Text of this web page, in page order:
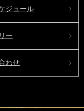
ジュール
ー
わせ